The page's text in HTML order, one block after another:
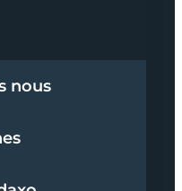
nous